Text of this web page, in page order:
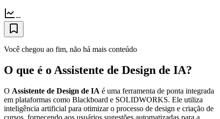
--
Você chegou ao fim, não há mais conteúdo
O que é o Assistente de Design de IA?
O Assistente de Design de IA é uma ferramenta de ponta integrada
em plataformas como Blackboard e SOLIDWORKS. Ele utiliza
inteligência artificial para otimizar o processo de design e criação de
cursos, fornecendo aos usuários sugestões automatizadas para a